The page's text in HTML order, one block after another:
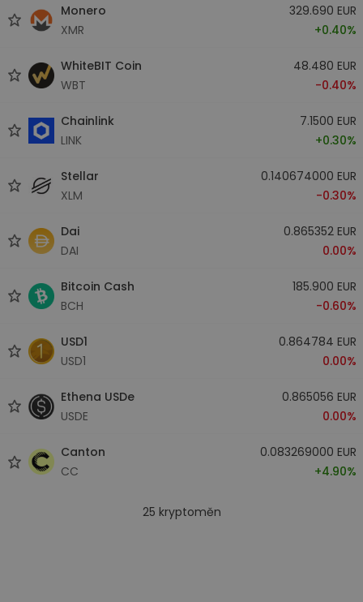
Monero
XMR
329.690 EUR
+0.40%
WhiteBIT Coin
WBT
48.480 EUR
-0.40%
Chainlink
LINK
7.1500 EUR
+0.30%
Stellar
XLM
0.140674000 EUR
-0.30%
Dai
DAI
0.865352 EUR
0.00%
Bitcoin Cash
BCH
185.900 EUR
-0.60%
USD1
USD1
0.864784 EUR
0.00%
Ethena USDe
USDE
0.865056 EUR
0.00%
Canton
CC
0.083269000 EUR
+4.90%
25 kryptoměn